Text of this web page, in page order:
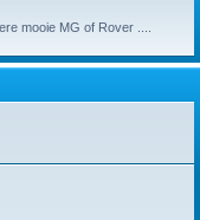
mooie MG of Rover ....